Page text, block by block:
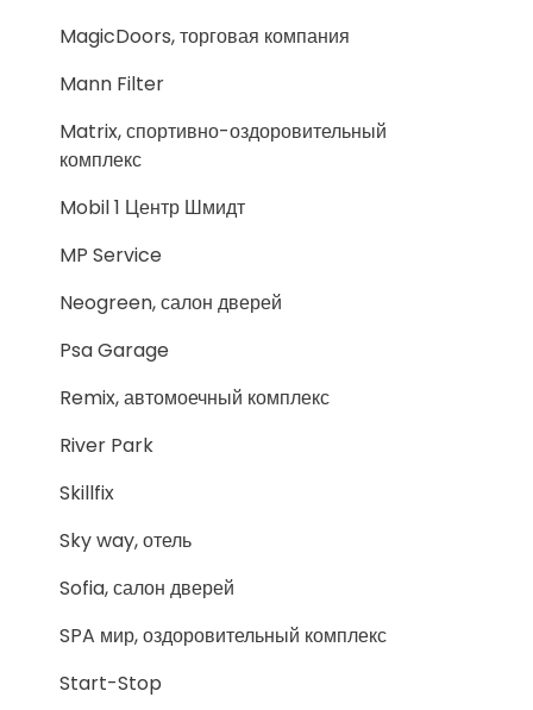
MagicDoors, торговая компания
Mann Filter
Matrix, спортивно-оздоровительный
комплекс
Mobil 1 Центр Шмидт
MP Service
Neogreen, салон дверей
Psa Garage
Remix, автомоечный комплекс
River Park
Skillfix
Sky way, отель
Sofia, салон дверей
SPA мир, оздоровительный комплекс
Start-Stop